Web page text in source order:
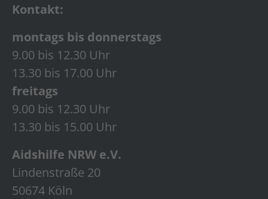
Kontakt:
montags bis donnerstags
9.00 bis 12.30 Uhr
13.30 bis 17.00 Uhr
freitags
9.00 bis 12.30 Uhr
13.30 bis 15.00 Uhr
Aidshilfe NRW e.V.
Lindenstraße 20
50674 Köln